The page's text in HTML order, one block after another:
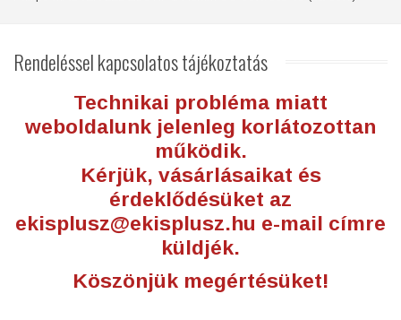
Rendelésselkapcsolatos tájékoztatás
Technikai probléma miatt
weboldalunk jelenleg korlátozottan
működik.
Kérjük, vásárlásaikat és
érdeklődésüket az
ekisplusz@ekisplusz.hu e-mail címre
küldjék.
Köszönjük megértésüket!